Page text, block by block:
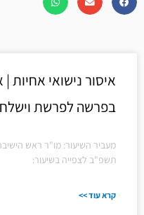
איסור נישואי אחיות
בפרשה לפרשת וישלח
מעביר השיעור: מו"ר ראש
תשפ"ב לצפייה בשיעור:
קרא עוד >>